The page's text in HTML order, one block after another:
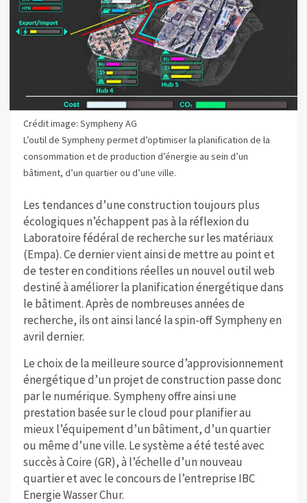
Crédit image: Sympheny AG
L’outil de Sympheny permet d’optimiser la planification de la
consommation et de production d’énergie au sein d’un
bâtiment, d’un quartier ou d’une ville.
Les tendances d’une construction toujours plus
écologiques n’échappent pas à la réflexion du
Laboratoire fédéral de recherche sur les matériaux
(Empa). Ce dernier vient ainsi de mettre au point et
de tester en conditions réelles un nouvel outil web
destiné à améliorer la planification énergétique dans
le bâtiment. Après de nombreuses années de
recherche, ils ont ainsi lancé la spin-off Sympheny en
avril dernier.
Le choix de la meilleure source d’approvisionnement
énergétique d’un projet de construction passe donc
par le numérique. Sympheny offre ainsi une
prestation basée sur le cloud pour planifier au
mieux l’équipement d’un bâtiment, d’un quartier
ou même d’une ville. Le système a été testé avec
succès à Coire (GR), à l’échelle d’un nouveau
quartier et avec le concours de l’entreprise IBC
Energie Wasser Chur.